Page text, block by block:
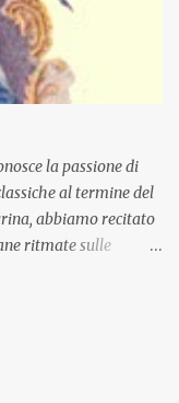
la passione di
al termine del
abbiamo recitato
ritmate sulle